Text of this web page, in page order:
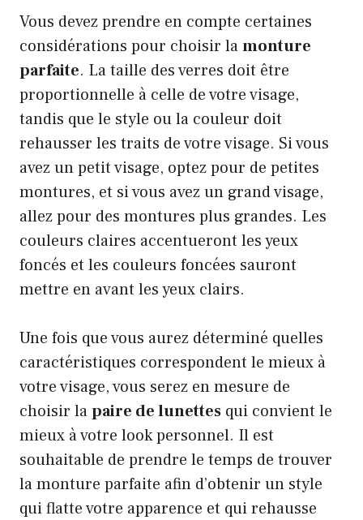
Vous devez prendre en compte certaines
considérations pour choisir lamonture
parfaite. La taille des verres doit être
proportionnelle à celle de votre visage,
tandis que le style ou la couleur doit
rehausser les traits de votre visage. Si vous
avez un petit visage, optez pour de petites
montures, et si vous avez un grand visage,
allez pour des montures plus grandes. Les
couleurs claires accentueront les yeux
foncés et les couleurs foncées sauront
mettre en avant les yeux clairs.
Une fois que vous aurez déterminé quelles
caractéristiques correspondent le mieux à
votre visage, vous serez en mesure de
choisir lapaire de lunettes qui convient le
mieux à votre look personnel. Il est
souhaitable de prendre le temps de trouver
la monture parfaite afin d’obtenir un style
qui flatte votre apparence et qui rehausse